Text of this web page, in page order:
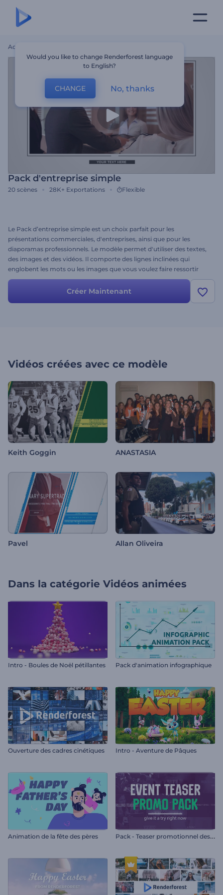
Accueil
Pack d'entreprise simple
20 scènes 28K+ Exportations Flexible
Le Pack d’entreprise simple est un choix parfait pour les
présentations commerciales, d'entreprises, ainsi que pour les
diaporamas professionnels. Le modèle permet d'utiliser des textes,
des images et des vidéos. Il comporte des lignes inclinées qui
englobent les mots ou les images que vous voulez faire ressortir
pour donner à votre présentation un petit avantage
supplémentaire. Cela vous aidera à garder votre public impliqué
sans être distrait par des effets inutiles.
Créer Maintenant
Vidéos créées avec ce modèle
Keith Goggin ANASTASIA
Pavel Allan Oliveira
Dans la catégorie Vidéos animées
Intro - Boules de Noël pétillantes Pack d'animation infographique
Ouverture des cadres cinétiques Intro - Aventure de Pâques
Animation de la fête des pères P
ack - Teaser promotionnel des événements
Would you like to change Renderforest language
to English?
CHANGE No, thanks